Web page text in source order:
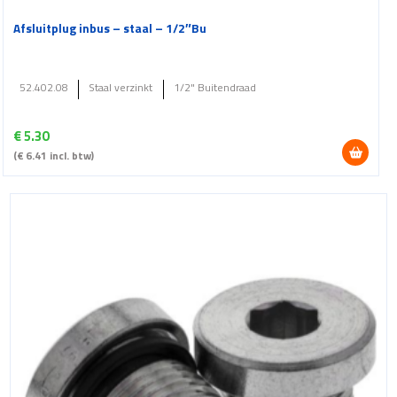
Afsluitplug inbus – staal – 1/2″Bu
€5.30
(€ 6.41 incl. btw)
52.402.08 Staal verzinkt 1/2" Buitendraad